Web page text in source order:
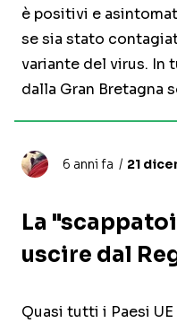
è positivi e
se sia stato
variante del virus.
dalla Gran Bretagna
6 anni fa 21
La
uscire dal
Quasi tutti i Paesi